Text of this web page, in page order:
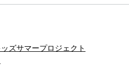
ズサマープロジェクト